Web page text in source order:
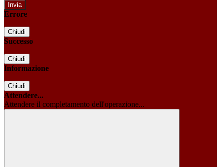
Errore
Chiudi
Successo
Chiudi
Informazione
Chiudi
Attendere...
Attendere il completamento dell'operazione...